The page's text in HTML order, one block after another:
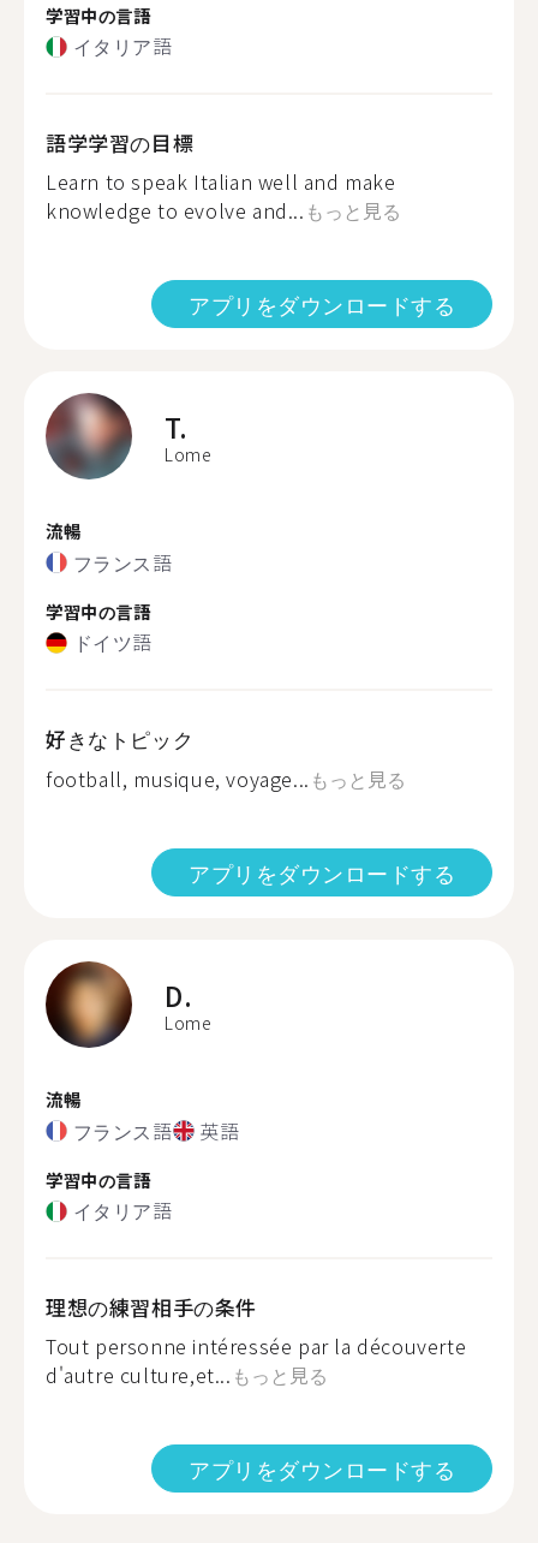
学習中の言語
イタリア語
語学学習の目標
Learn to speak Italian well and make
knowledge to evolve and... もっと見る
アプリをダウンロードする
T.
Lome
流暢
フランス語
学習中の言語
ドイツ語
好きなトピック
football, musique, voyage... もっと見る
アプリをダウンロードする
D.
Lome
流暢
フランス語 英語
学習中の言語
イタリア語
理想の練習相手の条件
Tout personne intéressée par la découverte
d'autre culture,et... もっと見る
アプリをダウンロードする